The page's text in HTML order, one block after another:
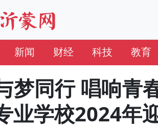
新闻 财经 科技 教育
梦同行 唱响
业学校2024年